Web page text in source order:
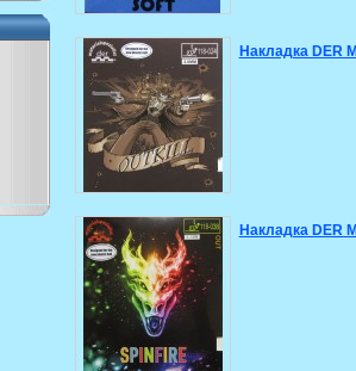
Накладка DER
Накладка DER